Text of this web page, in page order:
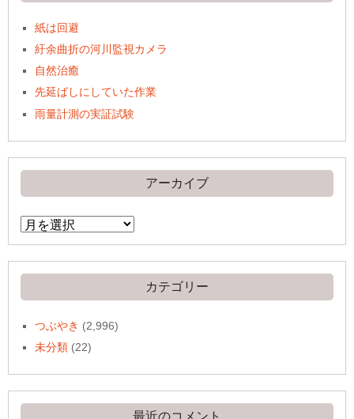
紙は回避
紆余曲折の河川監視カメラ
自然治癒
先延ばしにしていた作業
雨量計測の実証試験
アーカイブ
ア
ー
イ
ブ
カテゴリー
つぶやき (2,996)
未分類 (22)